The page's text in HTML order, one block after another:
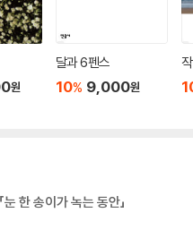
원
달과 6펜스
10% 9,000원
한 송이가 녹는 동안」